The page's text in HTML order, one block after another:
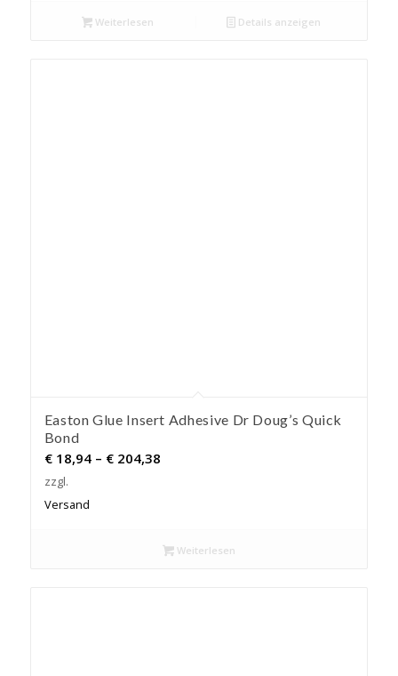
Weiterlesen Details anzeigen
Easton Glue Insert Adhesive Dr Doug’s Quick
Bond
€18,94 – €204,38Preisspanne:
zzgl.
Versand
Weiterlesen